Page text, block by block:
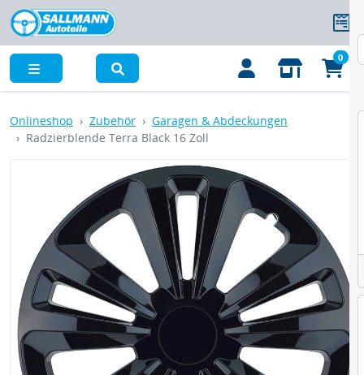
0
Onlineshop Zubehör
Garagen & Abdeckungen
Radzierblende Terra Black 16 Zoll